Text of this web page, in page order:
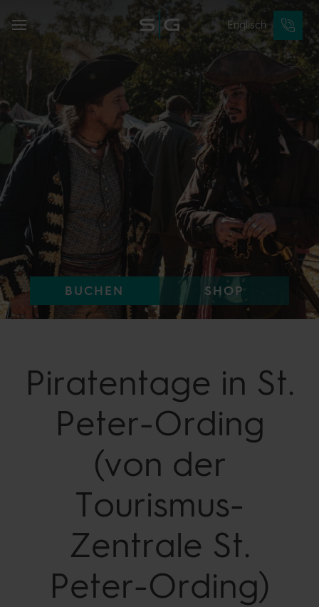
Englisch
BUCHEN SHOP
Piratentage in St.
Peter-Ording
(von der
Tourismus-
Zentrale St.
Peter-Ording)